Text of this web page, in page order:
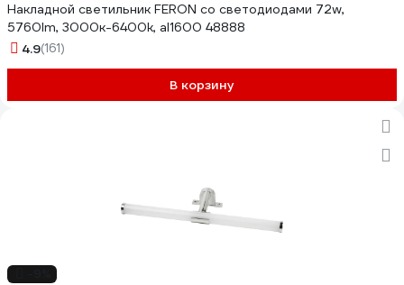
Накладной светильник FERON со светодиодами 72w,
5760lm, 3000к-6400k, al1600 48888
4.9(161)
В корзину